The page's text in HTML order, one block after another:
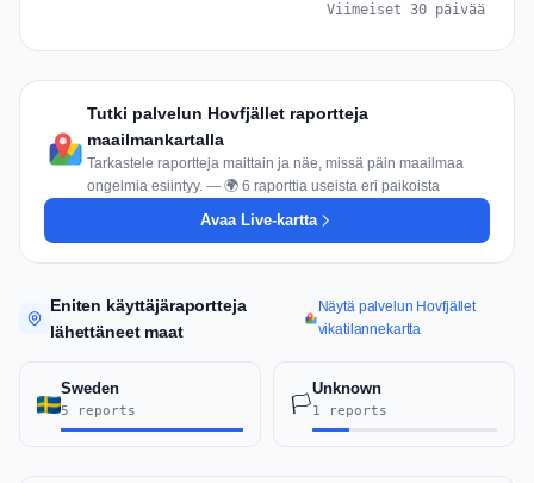
Viimeiset 30 päivää
Tutki palvelun Hovfjället raportteja
maailmankartalla
Tarkastele raportteja maittain ja näe, missä päin maailmaa
ongelmia esiintyy. — 🌍 6 raporttia useista eri paikoista
Avaa Live-kartta
Eniten käyttäjäraportteja
lähettäneet maat
Näytä palvelun Hovfjället
vikatilannekartta
Sweden
5 reports 🏳️
Unknown
1 reports